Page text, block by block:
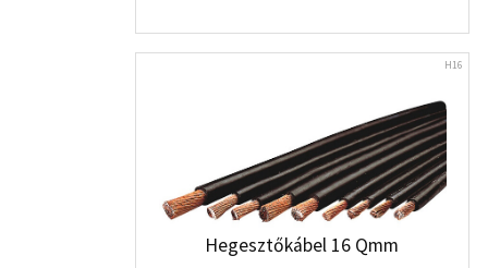
H16
Hegesztőkábel 16 Qmm